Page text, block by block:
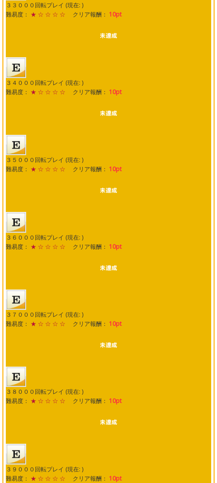
３３０００回転プレイ (現在: )
難易度： ★ ☆ ☆ ☆ ☆ クリア報酬： 10pt
３４０００回転プレイ (現在: )
難易度： ★ ☆ ☆ ☆ ☆ クリア報酬： 10pt
３５０００回転プレイ (現在: )
難易度： ★ ☆ ☆ ☆ ☆ クリア報酬： 10pt
３６０００回転プレイ (現在: )
難易度： ★ ☆ ☆ ☆ ☆ クリア報酬： 10pt
３７０００回転プレイ (現在: )
難易度： ★ ☆ ☆ ☆ ☆ クリア報酬： 10pt
３８０００回転プレイ (現在: )
難易度： ★ ☆ ☆ ☆ ☆ クリア報酬： 10pt
３９０００回転プレイ (現在: )
難易度： ★ ☆ ☆ ☆ ☆ クリア報酬： 10pt